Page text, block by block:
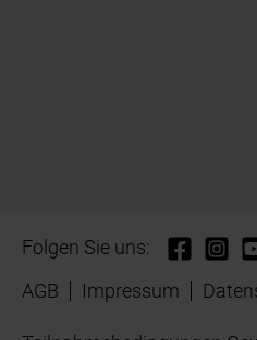
Folgen Sie uns:
AGB
Impressum